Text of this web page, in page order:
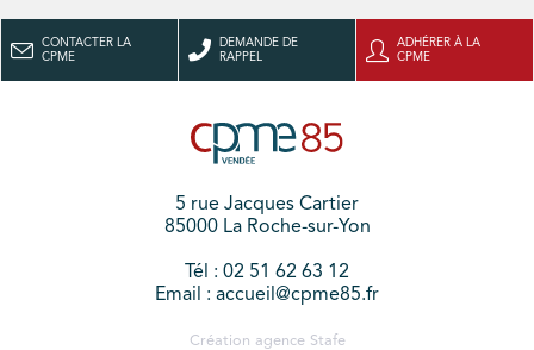
CONTACTER LA
CPME
DEMANDE DE
RAPPEL
ADHÉRER À LA
CPME
5 rue Jacques Cartier
85000 La Roche-sur-Yon
Tél : 02 51 62 63 12
Email : accueil@cpme85.fr
Création agence Stafe